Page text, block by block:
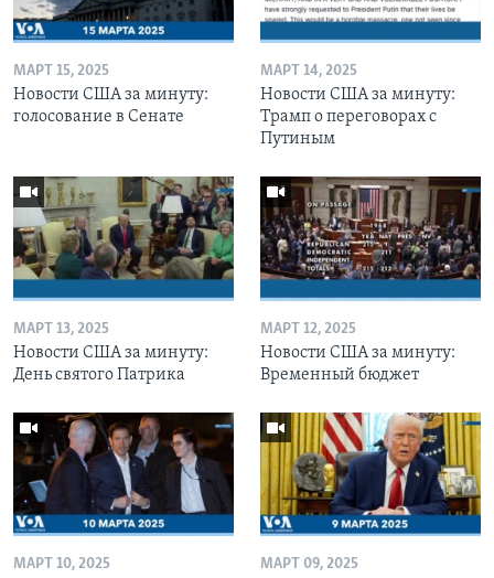
МАРТ 15, 2025
Новости США за минуту:
голосование в Сенате
МАРТ 14, 2025
Новости США за минуту:
Трамп о переговорах с
Путиным
МАРТ 13, 2025
Новости США за минуту:
День святого Патрика
МАРТ 12, 2025
Новости США за минуту:
Временный бюджет
МАРТ 10, 2025 МАРТ 09, 2025